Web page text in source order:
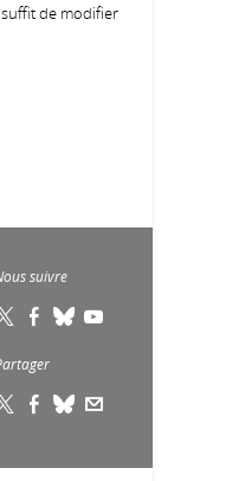
de modifier
suivre